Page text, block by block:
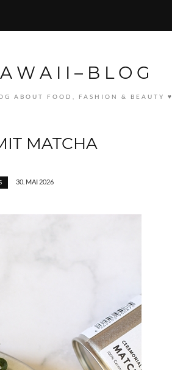
W A I I – B L O G
ABOUT FOOD, FASHION & BEAUTY ♥
MATCHA
30. MAI 2026